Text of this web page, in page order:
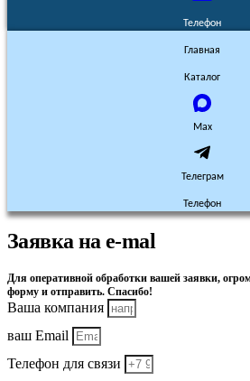
Телефон
Главная
Каталог
Max
Телеграм
Телефон
Заявка на e-mal
Для оперативной обработки вашей заявки,
форму и отправить. Спасибо!
Ваша компания
ваш Email
Телефон для связи